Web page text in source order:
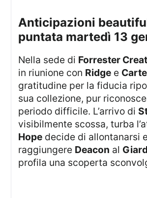
anticipazioni beautiful -
puntata martedì 13
Nella sede di Forrester
in riunione con Ridge e
gratitudine per la fiducia
sua collezione, pur
periodo difficile. L’arrivo di
visibilmente scossa, turba
Hope decide di allontanarsi
raggiungere Deacon al
profila una scoperta